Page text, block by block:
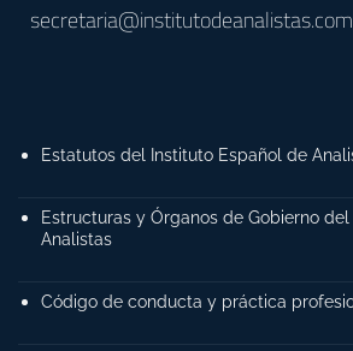
secretaria@institutodeanalistas.com
Estatutos del Instituto Español de
Estructuras y Órganos de Gobierno
Analistas
Código de conducta y práctica